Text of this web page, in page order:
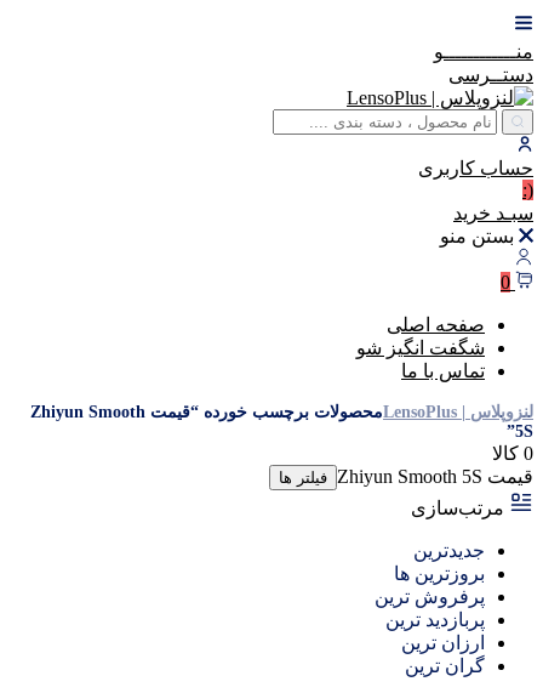
منــــــــــــو
دستــرسی
حساب کاربری
(:
سبـد خرید
بستن منو
0
صفحه اصلی
شگفت انگیز شو
تماس با ما
لنزوپلاس | LensoPlus
محصولات برچسب خورده “قیمت Zhiyun Smooth
5S”
0 کالا
قیمت Zhiyun Smooth 5S
فیلتر ها
مرتب‌سازی
جدیدترین
بروزترین ها
پرفروش ترین
پربازدید ترین
ارزان ترین
گران ترین